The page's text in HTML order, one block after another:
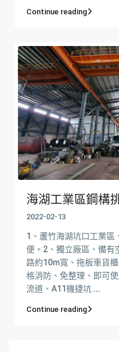
Continue reading
海湖工業區鋼構
2022-02-13
1、蘆竹海湖坑口工業區
便。2、獨立廠區、備有
路約10m寬、拖板車貨
格消防、免整理、即可
流道、A11機捷坑 ...
Continue reading